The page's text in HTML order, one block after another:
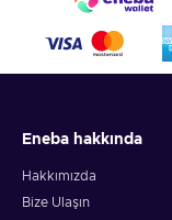
Eneba hakkında
Hakkımızda
Bize Ulaşın